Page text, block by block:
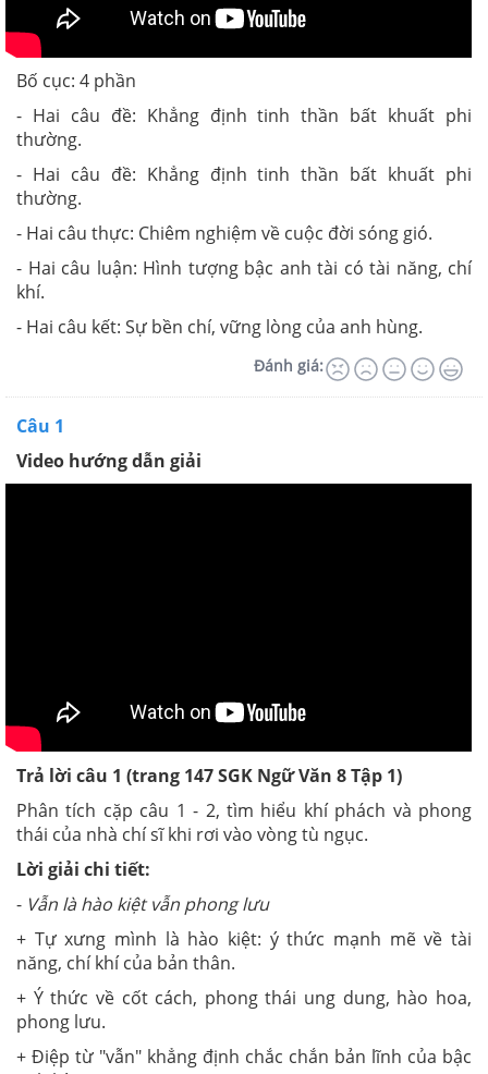
Bố cục: 4 phần
- Hai câu đề: Khẳng định tinh thần bất khuất phi
thường.
- Hai câu đề: Khẳng định tinh thần bất khuất phi
thường.
- Hai câu thực: Chiêm nghiệm về cuộc đời sóng gió.
- Hai câu luận: Hình tượng bậc anh tài có tài năng, chí
khí.
- Hai câu kết: Sự bền chí, vững lòng của anh hùng.
Đánh giá:
Câu 1
Video hướng dẫn giải
Trả lời câu 1 (trang 147 SGK Ngữ Văn 8 Tập 1)
Phân tích cặp câu 1 - 2, tìm hiểu khí phách và phong
thái của nhà chí sĩ khi rơi vào vòng tù ngục.
Lời giải chi tiết:
- Vẫn là hào kiệt vẫn phong lưu
+ Tự xưng mình là hào kiệt: ý thức mạnh mẽ về tài
năng, chí khí của bản thân.
+ Ý thức về cốt cách, phong thái ung dung, hào hoa,
phong lưu.
+ Điệp từ "vẫn" khẳng định chắc chắn bản lĩnh của bậc